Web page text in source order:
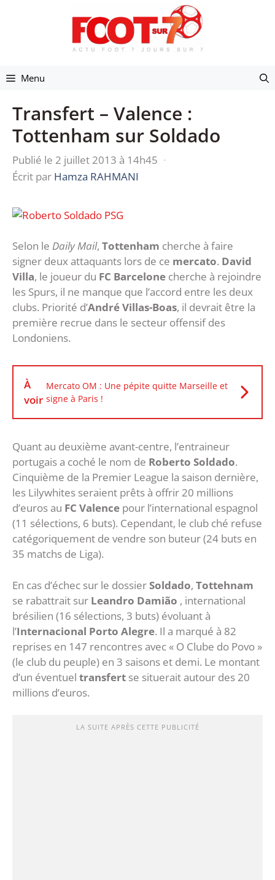
Menu
Transfert – Valence :
Tottenham sur Soldado
Publié le 2 juillet 2013 à 14h45 ·
Écrit par Hamza RAHMANI
Selon le Daily Mail, Tottenham cherche à faire
signer deux attaquants lors de ce mercato. David
Villa, le joueur du FC Barcelone cherche à rejoindre
les Spurs, il ne manque que l’accord entre les deux
clubs. Priorité d’André Villas-Boas, il devrait être la
première recrue dans le secteur offensif des
Londoniens.
À
voir
Mercato OM : Une pépite quitte Marseille et
signe à Paris !
Quant au deuxième avant-centre, l’entraineur
portugais a coché le nom de Roberto Soldado.
Cinquième de la Premier League la saison dernière,
les Lilywhites seraient prêts à offrir 20 millions
d’euros au FC Valence pour l’international espagnol
(11 sélections, 6 buts). Cependant, le club ché refuse
catégoriquement de vendre son buteur (24 buts en
35 matchs de Liga).
En cas d’échec sur le dossierSoldado, Tottehnam
se rabattrait sur Leandro Damião , international
brésilien (16 sélections, 3 buts) évoluant à
l’Internacional Porto Alegre. Il a marqué à 82
reprises en 147 rencontres avec « O Clube do Povo »
(le club du peuple) en 3 saisons et demi. Le montant
d’un éventuel transfert se situerait autour des 20
millions d’euros.
LA SUITE APRÈS CETTE PUBLICITÉ